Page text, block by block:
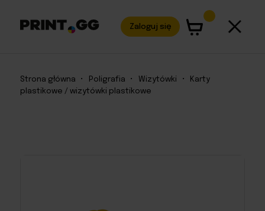
Zaloguj się
Strona główna • Poligrafia • Wizytówki •
Karty
plastikowe / wizytówki plastikowe